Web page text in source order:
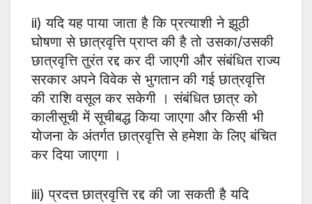
ii) यदि यह पाया जाता है कि प्रत्याशी ने झूठी
घोषणा से छात्रवृत्ति प्राप्त की है तो उसका/उसकी
छात्रवृत्ति तुरंत रद्द कर दी जाएगी और संबंधित राज्य
सरकार अपने विवेक से भुगतान की गई छात्रवृत्ति
की राशि वसूल कर सकेगी । संबंधित छात्र को
कालीसूची में सूचीबद्ध किया जाएगा और किसी भी
योजना के अंतर्गत छात्रवृत्ति से हमेशा के लिए बंचित
कर दिया जाएगा ।
iii) प्रदत्त छात्रवृत्ति रद्द की जा सकती है यदि